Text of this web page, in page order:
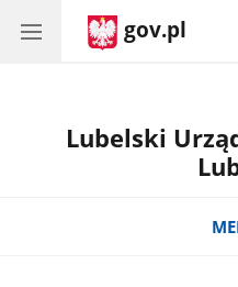
gov.pl
Lubelski